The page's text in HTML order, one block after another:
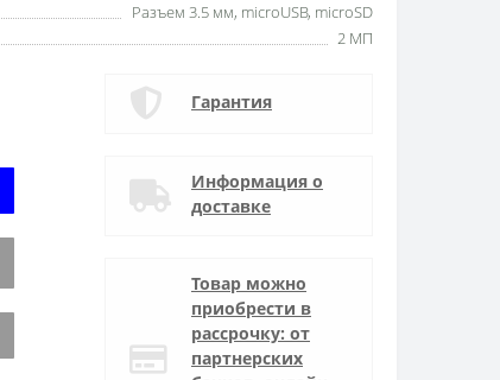
Разъем 3.5 мм, microUSB, microSD
2 МП
Гарантия
Информация о
доставке
Товар можно
приобрести в
рассрочку: от
партнерских